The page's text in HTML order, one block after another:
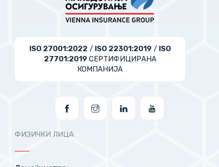
ISO 27001:2022 / ISO 22301:2019/ ISO
27701:2019СЕРТИФИЦИРАНА
КОМПАНИЈА
ФИЗИЧКИ ЛИЦА